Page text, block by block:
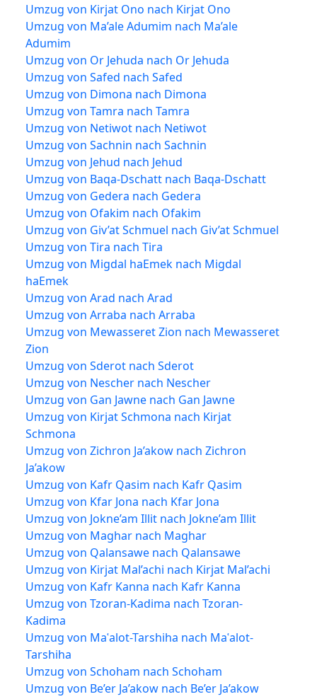
Umzug von Kirjat Ono nach Kirjat Ono
Umzug von Ma’ale Adumim nach Ma’ale
Adumim
Umzug von Or Jehuda nach Or Jehuda
Umzug von Safed nach Safed
Umzug von Dimona nach Dimona
Umzug von Tamra nach Tamra
Umzug von Netiwot nach Netiwot
Umzug von Sachnin nach Sachnin
Umzug von Jehud nach Jehud
Umzug von Baqa-Dschatt nach Baqa-Dschatt
Umzug von Gedera nach Gedera
Umzug von Ofakim nach Ofakim
Umzug von Giv’at Schmuel nach Giv’at Schmuel
Umzug von Tira nach Tira
Umzug von Migdal haEmek nach Migdal
haEmek
Umzug von Arad nach Arad
Umzug von Arraba nach Arraba
Umzug von Mewasseret Zion nach Mewasseret
Zion
Umzug von Sderot nach Sderot
Umzug von Nescher nach Nescher
Umzug von Gan Jawne nach Gan Jawne
Umzug von Kirjat Schmona nach Kirjat
Schmona
Umzug von Zichron Ja’akow nach Zichron
Ja’akow
Umzug von Kafr Qasim nach Kafr Qasim
Umzug von Kfar Jona nach Kfar Jona
Umzug von Jokne’am Illit nach Jokne’am Illit
Umzug von Maghar nach Maghar
Umzug von Qalansawe nach Qalansawe
Umzug von Kirjat Mal’achi nach Kirjat Mal’achi
Umzug von Kafr Kanna nach Kafr Kanna
Umzug von Tzoran-Kadima nach Tzoran-
Kadima
Umzug von Maʿalot-Tarshiha nach Maʿalot-
Tarshiha
Umzug von Schoham nach Schoham
Umzug von Be’er Ja’akow nach Be’er Ja’akow